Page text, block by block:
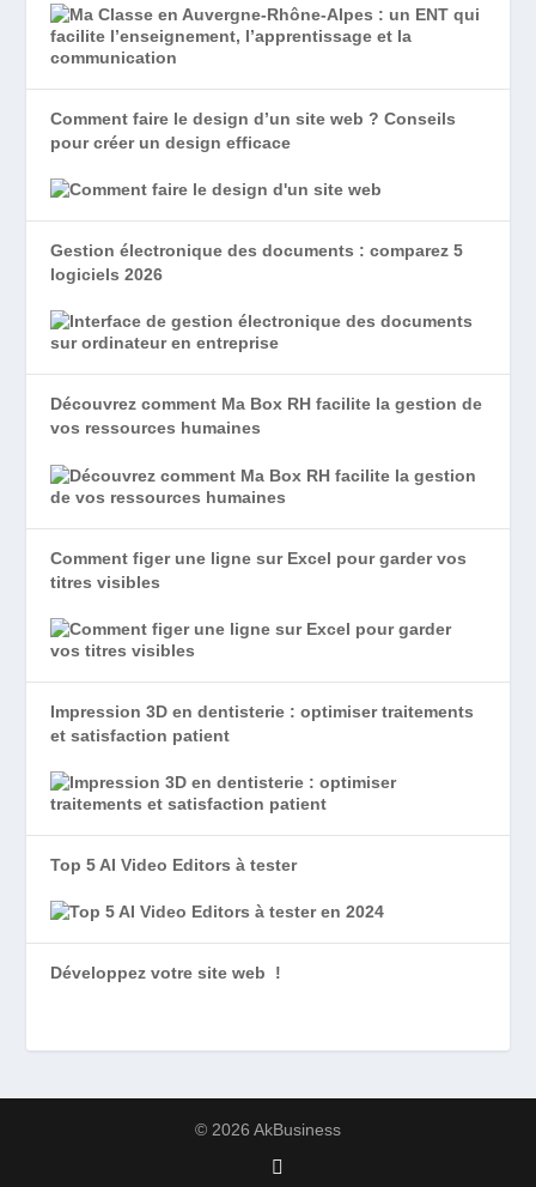
Comment faire le design d’un site web ? Conseils
pour créer un design efficace
Gestion électronique des documents : comparez 5
logiciels 2026
Découvrez comment Ma Box RH facilite la gestion de
vos ressources humaines
Comment figer une ligne sur Excel pour garder vos
titres visibles
Impression 3D en dentisterie : optimiser traitements
et satisfaction patient
Top 5 AI Video Editors à tester
Développez votre site web !
© 2026 AkBusiness